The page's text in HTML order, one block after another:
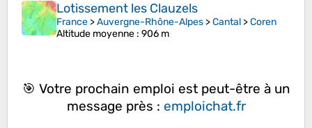
Lotissement les Clauzels
France >Auvergne-Rhône-Alpes >Cantal >Coren
Altitude moyenne : 906 m
🎯 Votre prochain emploi est peut-être à un
message près : emploichat.fr